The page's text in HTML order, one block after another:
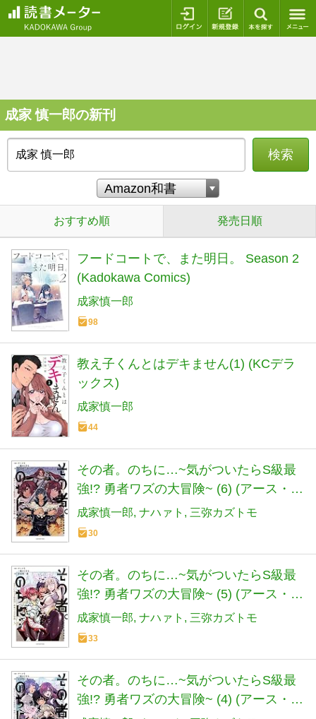
ログイン 新規登録
成家 慎一郎の新刊
検索
おすすめ順 発売日順
フードコートで、また明日。 Season 2
(Kadokawa Comics)
成家慎一郎
98
教え子くんとはデキません(1) (KCデラ
ックス)
成家慎一郎
44
その者。のちに…~気がついたらS級最
強!? 勇者ワズの大冒険~ (6) (アース・ス
ターコミックス)
成家慎一郎 ナハァト 三弥カズトモ
30
その者。のちに…~気がついたらS級最
強!? 勇者ワズの大冒険~ (5) (アース・ス
ターコミックス)
成家慎一郎 ナハァト 三弥カズトモ
33
その者。のちに…~気がついたらS級最
強!? 勇者ワズの大冒険~ (4) (アース・ス